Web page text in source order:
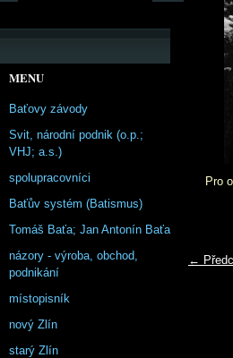
Pro
←
MENU
Baťovy závody
Svit, národní podnik (o.p.;
VHJ; a.s.)
spolupracovníci
Baťův systém (Batismus)
Tomáš Baťa; Jan Antonín Baťa
názory - výroba, obchod,
podnikání
místopisník
nový Zlín
starý Zlín